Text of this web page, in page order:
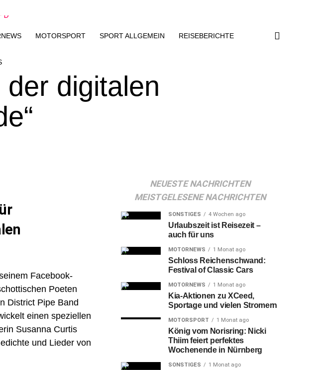
MOTORSPORT SPORT ALLGEMEIN REISEBERICHTE
digitalen
Facebook-
Poeten
District Pipe Band
einen speziellen
Susanna Curtis
und Lieder von
NEUESTE NACHRICHTEN
MEISTGELESENE NACHRICHTEN
SONSTIGES 4 Wochen ago
Urlaubszeit ist Reisezeit –
auch für uns
MOTORNEWS 1 Monat ago
Schloss Reichenschwand:
Festival of Classic Cars
MOTORNEWS 1 Monat ago
Kia-Aktionen zu XCeed,
Sportage und vielen Stromern
MOTORSPORT 1 Monat ago
König vom Norisring: Nicki
Thiim feiert perfektes
Wochenende in Nürnberg
SONSTIGES 1 Monat ago